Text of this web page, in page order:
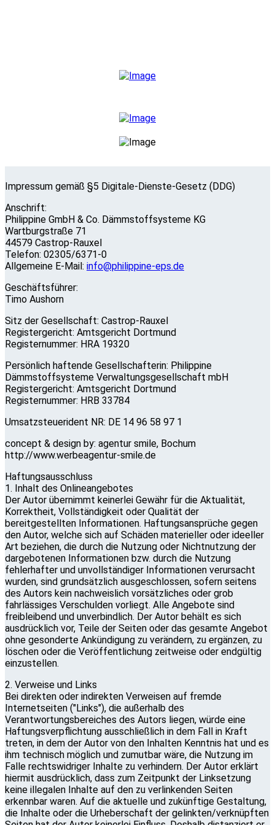
Impressum gemäß §5 Digitale-Dienste-Gesetz (DDG)
Anschrift:
Philippine GmbH & Co. Dämmstoffsysteme KG
Wartburgstraße 71
44579 Castrop-Rauxel
Telefon: 02305/6371-0
Allgemeine E-Mail: info@philippine-eps.de
Geschäftsführer:
Timo Aushorn
Sitz der Gesellschaft: Castrop-Rauxel
Registergericht: Amtsgericht Dortmund
Registernummer: HRA 19320
Persönlich haftende Gesellschafterin: Philippine
Dämmstoffsysteme Verwaltungsgesellschaft mbH
Registergericht: Amtsgericht Dortmund
Registernummer: HRB 33784
Umsatzsteuerident NR: DE 14 96 58 97 1
concept & design by: agentur smile, Bochum
http://www.werbeagentur-smile.de
Haftungsausschluss
1. Inhalt des Onlineangebotes
Der Autor übernimmt keinerlei Gewähr für die Aktualität,
Korrektheit, Vollständigkeit oder Qualität der
bereitgestellten Informationen. Haftungsansprüche gegen
den Autor, welche sich auf Schäden materieller oder ideeller
Art beziehen, die durch die Nutzung oder Nichtnutzung der
dargebotenen Informationen bzw. durch die Nutzung
fehlerhafter und unvollständiger Informationen verursacht
wurden, sind grundsätzlich ausgeschlossen, sofern seitens
des Autors kein nachweislich vorsätzliches oder grob
fahrlässiges Verschulden vorliegt. Alle Angebote sind
freibleibend und unverbindlich. Der Autor behält es sich
ausdrücklich vor, Teile der Seiten oder das gesamte Angebot
ohne gesonderte Ankündigung zu verändern, zu ergänzen, zu
löschen oder die Veröffentlichung zeitweise oder endgültig
einzustellen.
2. Verweise und Links
Bei direkten oder indirekten Verweisen auf fremde
Internetseiten ("Links"), die außerhalb des
Verantwortungsbereiches des Autors liegen, würde eine
Haftungsverpflichtung ausschließlich in dem Fall in Kraft
treten, in dem der Autor von den Inhalten Kenntnis hat und es
ihm technisch möglich und zumutbar wäre, die Nutzung im
Falle rechtswidriger Inhalte zu verhindern. Der Autor erklärt
hiermit ausdrücklich, dass zum Zeitpunkt der Linksetzung
keine illegalen Inhalte auf den zu verlinkenden Seiten
erkennbar waren. Auf die aktuelle und zukünftige Gestaltung,
die Inhalte oder die Urheberschaft der gelinkten/verknüpften